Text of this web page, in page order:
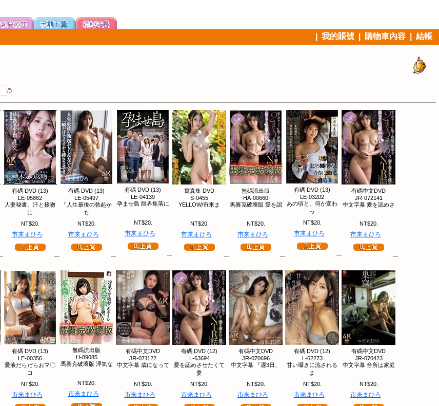
我的賬號 購物車內容 結帳
/5
有碼 DVD (13)
LE-05862
人妻秘書、汗と接吻
に
NT$20.
市来まひろ
有碼 DVD (13)
LE-05497
「人生最後の勃起か
も
NT$20.
市来まひろ
有碼 DVD (13)
LE-04139
孕ませ島 限界集落に
NT$20.
市来まひろ
寫真集 DVD
S-0455
YELLOW/市来ま
NT$20.
市来まひろ
無碼流出版
HA-00660
馬賽克破壞版 愛を認
NT$20.
市来まひろ
有碼 DVD (13)
LE-03202
あの頃と、何か変わ
っ
NT$20.
市来まひろ
有碼中文DVD
JR-072141
中文字幕 愛を認めさ
NT$20.
市来まひろ
有碼 DVD (13)
LE-00356
愛液だらだらおマ〇
コ
NT$20.
市来まひろ
無碼流出版
H-89085
馬賽克破壞版 浮気な
NT$20.
市来まひろ
有碼中文DVD
JR-071122
中文字幕 歳になって
NT$20.
市来まひろ
有碼 DVD (12)
L-63694
愛を認めさせたくて
妻
NT$20.
市来まひろ
有碼中文DVD
JR-070696
中文字幕 『週3日、
NT$20.
市来まひろ
有碼 DVD (12)
L-62273
甘い囁きに流される
ま
NT$20.
市来まひろ
有碼中文DVD
JR-070423
中文字幕 台所は家庭
NT$20.
市来まひろ